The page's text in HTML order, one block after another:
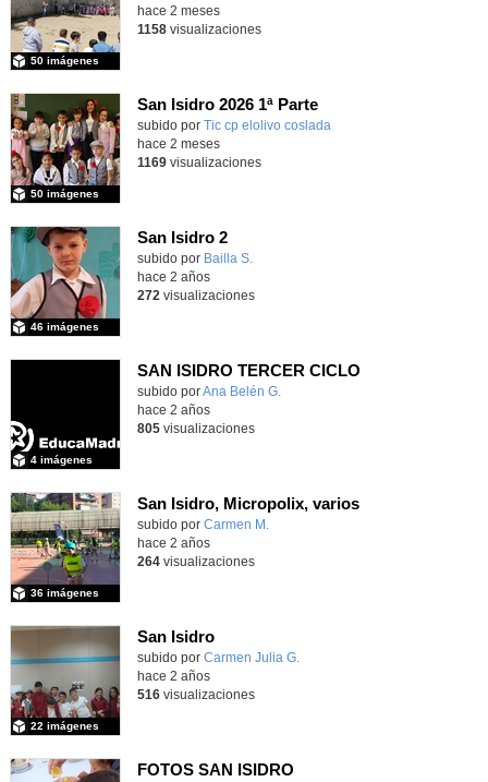
50 imágenes
hace 2 meses
1158visualizaciones
San Isidro 2026 1ª Parte
subido por Tic cp elolivo coslada
50 imágenes
hace 2 meses
1169visualizaciones
San Isidro 2
subido por Bailla S.
46 imágenes
hace 2 años
272 visualizaciones
SAN ISIDRO TERCER CICLO
subido porAna Belén G.
4 imágenes
hace 2 años
805visualizaciones
San Isidro, Micropolix, varios
subido por Carmen M.
36 imágenes
hace 2 años
264visualizaciones
San Isidro
subido por Carmen Julia G.
22 imágenes
hace 2 años
516visualizaciones
FOTOS SAN ISIDRO